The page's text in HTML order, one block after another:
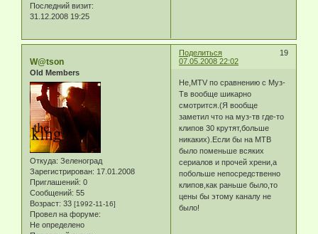
Последний визит:
31.12.2008 19:25
Поделиться
19
07.05.2008 22:02
W@tson
Old Members
Откуда: Зеленоград
Зарегистрирован: 17.01.2008
Приглашений: 0
Сообщений: 55
Возраст: 33 [1992-11-16]
Провел на форуме:
Не определено
Не,MTV по сравнению с Муз-
Тв вообще шикарно
смотрится.(Я вообще
заметил что на муз-тв где-то
клипов 30 крутят,больше
никаких).Если бы на МТВ
было поменьше всяких
сериалов и прочей хрени,а
побольше непосредственно
клипов,как раньше было,то
цены бы этому каналу не
было!